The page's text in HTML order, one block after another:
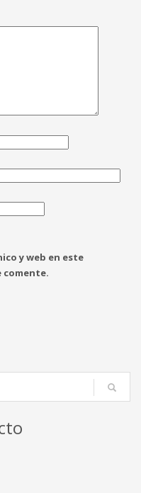
y web en este
comente.